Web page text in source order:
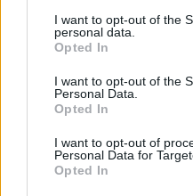
I want to opt-out of the
personal data.
Opted In
I want to opt-out of the
Personal Data.
Opted In
I want to opt-out of
Personal Data for
Opted In